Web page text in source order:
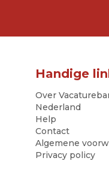
Handige
Over
Nederland
Help
Contact
Algemene
Privacy policy